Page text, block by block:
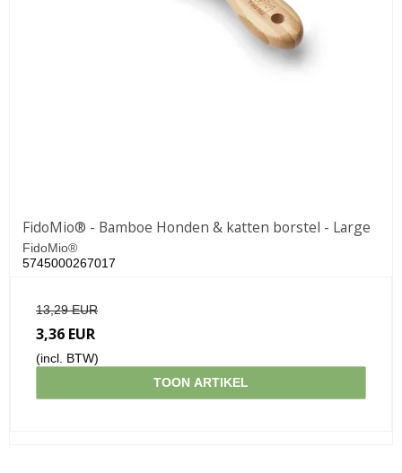
FidoMio® - Bamboe Honden & katten borstel - Large
FidoMio®
5745000267017
13,29 EUR
3,36 EUR
(incl. BTW)
TOON ARTIKEL